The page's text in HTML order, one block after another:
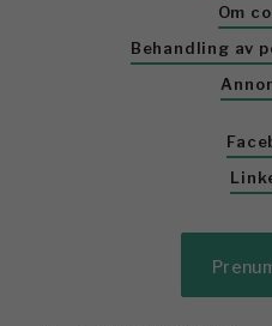
Om
Behandling av